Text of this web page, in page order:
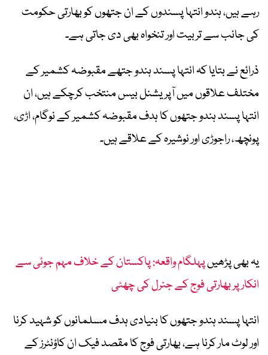
رہے ہیں، ہندو انتہا پسندوں کے ان جتھوں کو بھارتی حکومت
کی جانب سے تربیت اور تنخواہ بھی دی جاتی ہے۔
ذرائع نے بتایا کہ انتہا پسند ہندو جتھے مقبوضہ کشمیر کے
مختلف علاقوں میں آپریشنل بیس منتخب کرچکے ہیں، ان
انتہا پسند ہندو جتھوں کا ہدف مقبوضہ کشمیر کے نوگام، اڑی،
پونچھ، راجوڑی اور نوشیرہ کے علاقے ہیں۔
یہ بھی پڑھیںپہلگام واقعہ: پاکستان کے خلاف مہم جوئی سے
انکار پر بھارتی فوج کے جنرل کی چھٹی
انتہا پسند ہندو جتھوں کا بنیادی ہدف مسلمانوں کو شہید کرنا
اور لوٹ مار کرنا ہے، بھارتی فوج کا مقصد فیک ان کاؤنٹرز کے